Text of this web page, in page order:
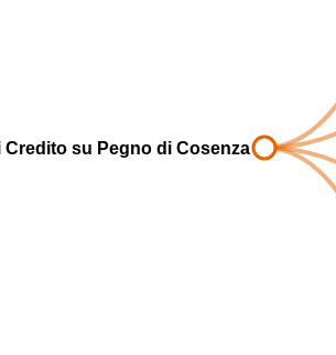
Credito su Pegno di Cosenza